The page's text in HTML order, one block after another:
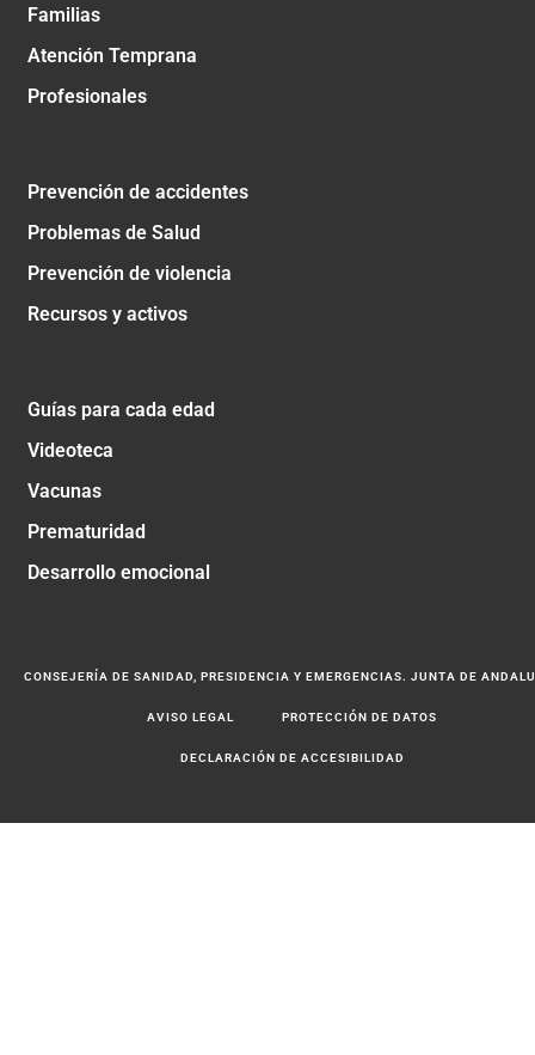
Familias
Atención Temprana
Profesionales
Prevención de accidentes
Problemas de Salud
Prevención de violencia
Recursos y activos
Guías para cada edad
Videoteca
Vacunas
Prematuridad
Desarrollo emocional
CONSEJERÍA DE SANIDAD, PRESIDENCIA Y EMERGENCIAS. JUNTA DE
AVISO LEGAL PROTECCIÓN DE DATOS
DECLARACIÓN DE ACCESIBILIDAD